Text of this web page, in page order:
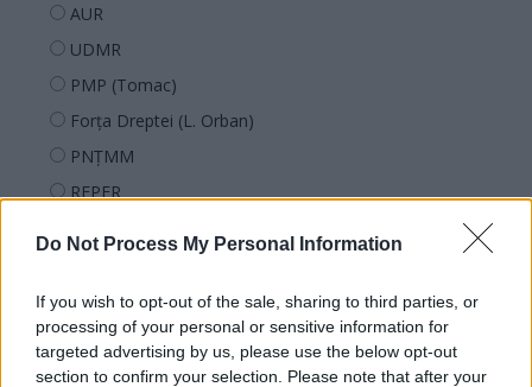
Do Not Process My Personal Information
If you wish to opt-out of the sale, sharing to third parties, or
processing of your personal or sensitive information for
targeted advertising by us, please use the below opt-out
section to confirm your selection. Please note that after your
AUR
UDMR
PMP (Tomac)
Forța Dreptei (L. Orban)
PNȚMM
REPER
POT (Gavrilă)
PACE (Peia)
Acțiunea Conservatoare (Târziu)